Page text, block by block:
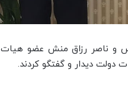
و ناصر رزاق منش عضو هیات
دولت دیدار و گفتگو کردند.